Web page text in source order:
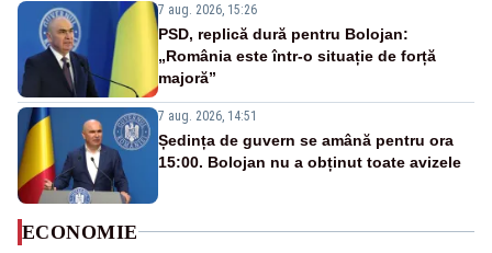
7 aug. 2026, 15:26
PSD, replică dură pentru Bolojan:
„România este într-o situație de forță
majoră”
7 aug. 2026, 14:51
Ședința de guvern se amână pentru ora
15:00. Bolojan nu a obținut toate avizele
ECONOMIE